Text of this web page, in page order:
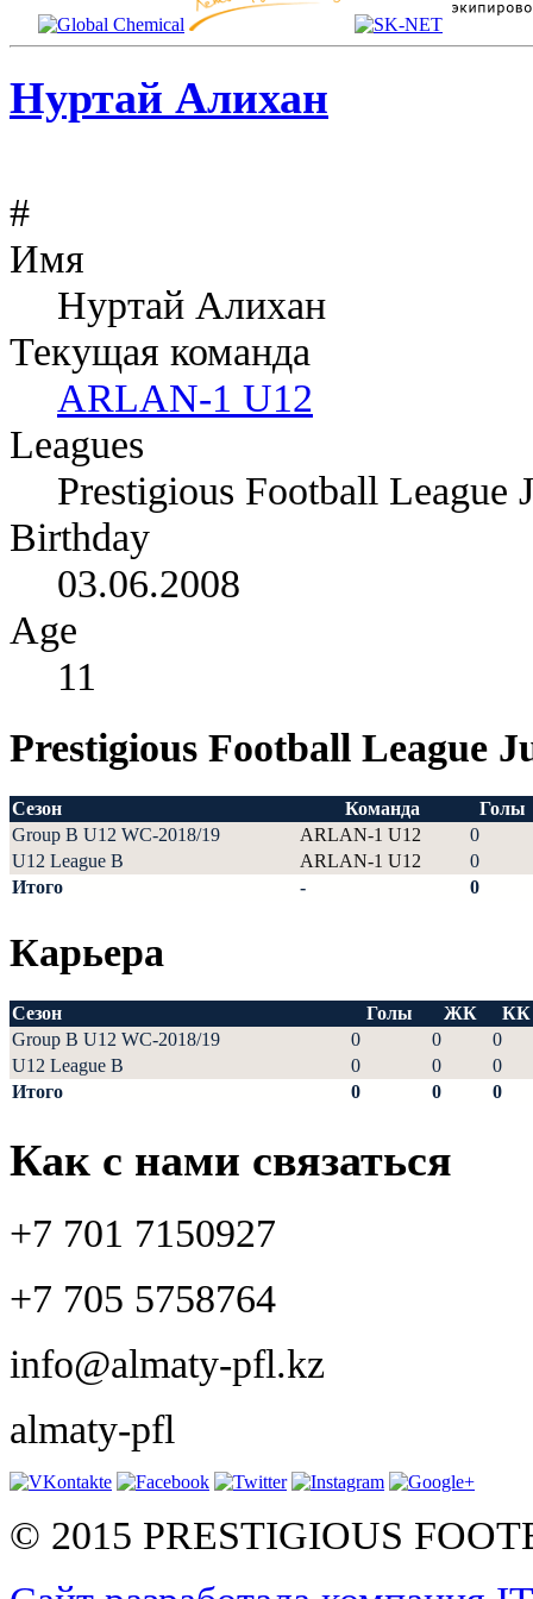
Нуртай Алихан
#
Имя
Нуртай Алихан
Текущая команда
ARLAN-1 U12
Leagues
Prestigious Football League
Birthday
03.06.2008
Age
11
Prestigious Football League
Сезон Команда
Голы
Group B U12 WC-2018/19
ARLAN-1 U12
0
U12 League B
ARLAN-1 U12
0
Итого
- 0
Карьера
Сезон Голы ЖК
КК
Group B U12 WC-2018/19
0 0
0
U12 League B
0 0
0
Итого
0 0 0
Как с нами связаться
+7 701 7150927
+7 705 5758764
info@almaty-pfl.kz
almaty-pfl
© 2015 PRESTIGIOUS